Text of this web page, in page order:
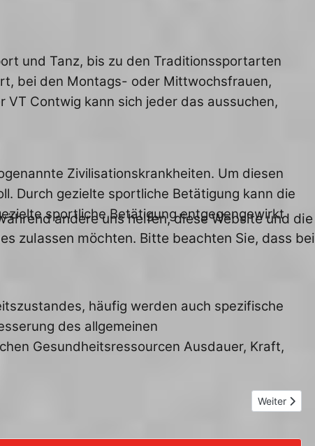
und Tanz, bis zu den Traditionssportarten
bei den Montags- oder Mittwochsfrauen,
Contwig kann sich jeder das aussuchen,
Zivilisationskrankheiten. Um diesen
Durch gezielte sportliche Betätigung kann die
sportliche Betätigung entgegengewirkt
häufig werden auch spezifische
des allgemeinen
Gesundheitsressourcen Ausdauer, Kraft,
Nächster
Weiter
andere uns helfen, diese Website und die
zulassen möchten. Bitte beachten Sie, dass bei